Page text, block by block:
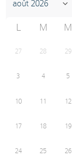
L M M
27 28 29
3 4 5
10 11 12
17 18 19
24 25 26